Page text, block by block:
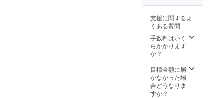
支援に関するよ
くある質問
手数料はいく
らかかります
か？
目標金額に届
かなかった場
合どうなりま
すか？